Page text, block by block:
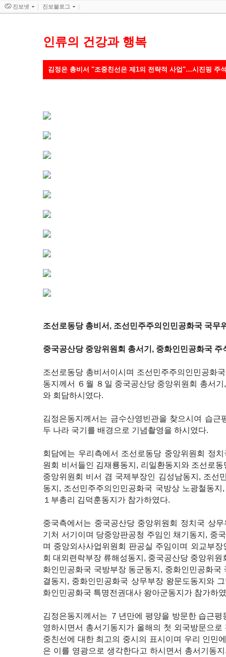
인류의 건강과 행복
김정은 총비서 "조중친선은 제1의 전략적 사업"…시진핑 주
조선로동당 총비서, 조선민주주의인민공화국 국무
중국공산당 중앙위원회 총서기, 중화인민공화국
조선로동당 총비서이시며 조선민주주의인민공화
동지께서 ６월 ８일 중국공산당 중앙위원회 총서
와 회담하시였다.
김정은동지께서는 금수산영빈관을 찾으시여 습
두 나라 국기를 배경으로 기념촬영을 하시였다.
회담에는 우리측에서 조선로동당 중앙위원회 정
원회 비서들인 김재룡동지, 리일환동지와 조선로
중앙위원회 비서 겸 국제부장인 김성남동지, 조선
동지, 조선민주주의인민공화국 국방상 노광철동
１부총리 김덕훈동지가 참가하였다.
중국측에서는 중국공산당 중앙위원회 정치국 상
기처 서기이며 당중앙판공청 주임인 채기동지, 중
며 중앙외사사업위원회 판공실 주임이며 외교부
회 대외련락부장 류해성동지, 중국공산당 중앙위
화인민공화국 국방부장 동군동지, 중화인민공화국
결동지, 중화인민공화국 상무부장 왕문도동지와
화인민공화국 특명전권대사 왕아군동지가 참가하
김정은동지께서는 ７년만에 평양을 방문한 습근
영하시면서 총서기동지가 올해의 첫 외국방문으
중친선에 대한 최고의 중시의 표시이며 우리 인민
은 이를 영광으로 생각한다고 하시면서 총서기동
진보넷 진보블로그